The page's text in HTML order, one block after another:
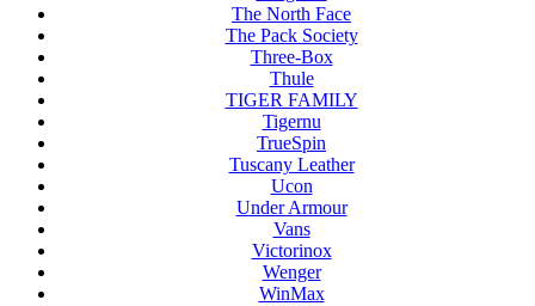
The North Face
The Pack Society
Three-Box
Thule
TIGER FAMILY
Tigernu
TrueSpin
Tuscany Leather
Ucon
Under Armour
Vans
Victorinox
Wenger
WinMax